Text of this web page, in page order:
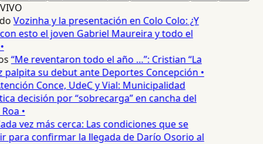
VIVO
Vozinha y la presentación en Colo Colo: ¿Y
esto el joven Gabriel Maureira y todo el
“Me reventaron todo el año …”: Cristian “La
palpita su debut ante Deportes Concepción •
Conce, UdeC y Vial: Municipalidad
decisión por “sobrecarga” en cancha del
•
vez más cerca: Las condiciones que se
para confirmar la llegada de Darío Osorio al